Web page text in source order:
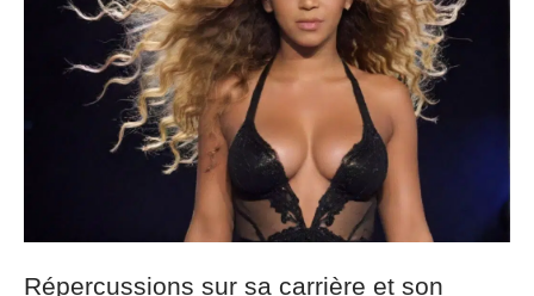
Répercussions sur sa carrière et son